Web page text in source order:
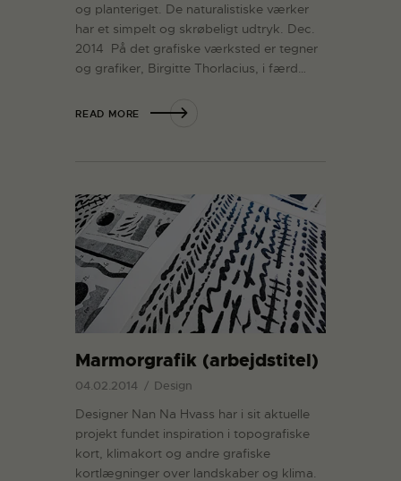
og planteriget. De naturalistiske værker
har et simpelt og skrøbeligt udtryk. Dec.
2014 På det grafiske værksted er tegner
og grafiker, Birgitte Thorlacius, i færd…
READ MORE
Marmorgrafik (arbejdstitel)
04.02.2014 Design
Designer Nan Na Hvass har i sit aktuelle
projekt fundet inspiration i topografiske
kort, klimakort og andre grafiske
kortlægninger over landskaber og klima.